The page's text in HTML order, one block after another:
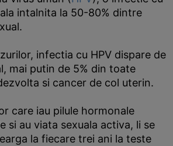
intalnita la 50-80% dintre
infectia cu HPV dispare de
mai putin de 5% din toate
si cancer de col uterin.
care iau pilule hormonale
si au viata sexuala activa, li se
la fiecare trei ani la teste